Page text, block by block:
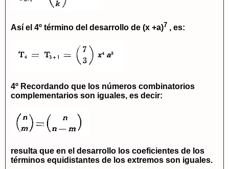
Así el 4º término del desarrollo de (x +a)7 , es:
4º Recordando que los números combinatorios
complementarios son iguales, es decir:
resulta que en el desarrollo los coeficientes de los
términos equidistantes de los extremos son iguales.